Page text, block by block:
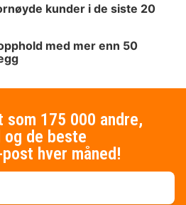
kunder i de siste 20
med mer enn 50
175 000 andre,
de beste
hver måned!